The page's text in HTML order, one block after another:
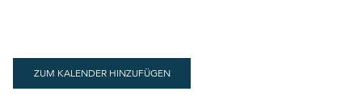
ZUM KALENDER HINZUFÜGEN